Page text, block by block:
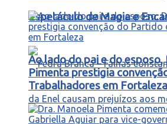
Espetáculo de Magia e
Ao lado do pai e do esposo,
Pimenta prestigia
Trabalhadores em Fortaleza